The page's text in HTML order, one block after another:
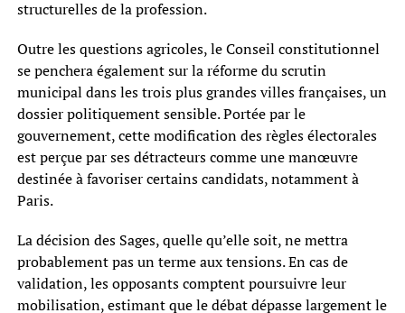
structurelles de la profession.
Outre les questions agricoles, le Conseil constitutionnel
se penchera également sur la réforme du scrutin
municipal dans les trois plus grandes villes françaises, un
dossier politiquement sensible. Portée par le
gouvernement, cette modification des règles électorales
est perçue par ses détracteurs comme une manœuvre
destinée à favoriser certains candidats, notamment à
Paris.
La décision des Sages, quelle qu’elle soit, ne mettra
probablement pas un terme aux tensions. En cas de
validation, les opposants comptent poursuivre leur
mobilisation, estimant que le débat dépasse largement le